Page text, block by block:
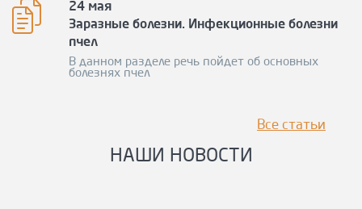
24 мая
Заразные болезни. Инфекционные болезни
пчел
В данном разделе речь пойдет об основных
болезнях пчел
Все статьи
НАШИ НОВОСТИ